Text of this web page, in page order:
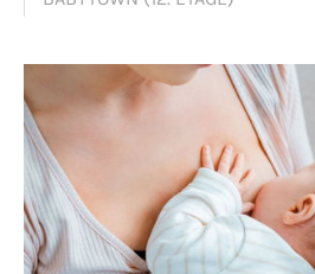
|Lost your password?
Support
Lorem ipsum dolor sit amet: